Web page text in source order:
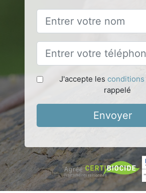
J'accepte les conditions
rappelé
Envoyer